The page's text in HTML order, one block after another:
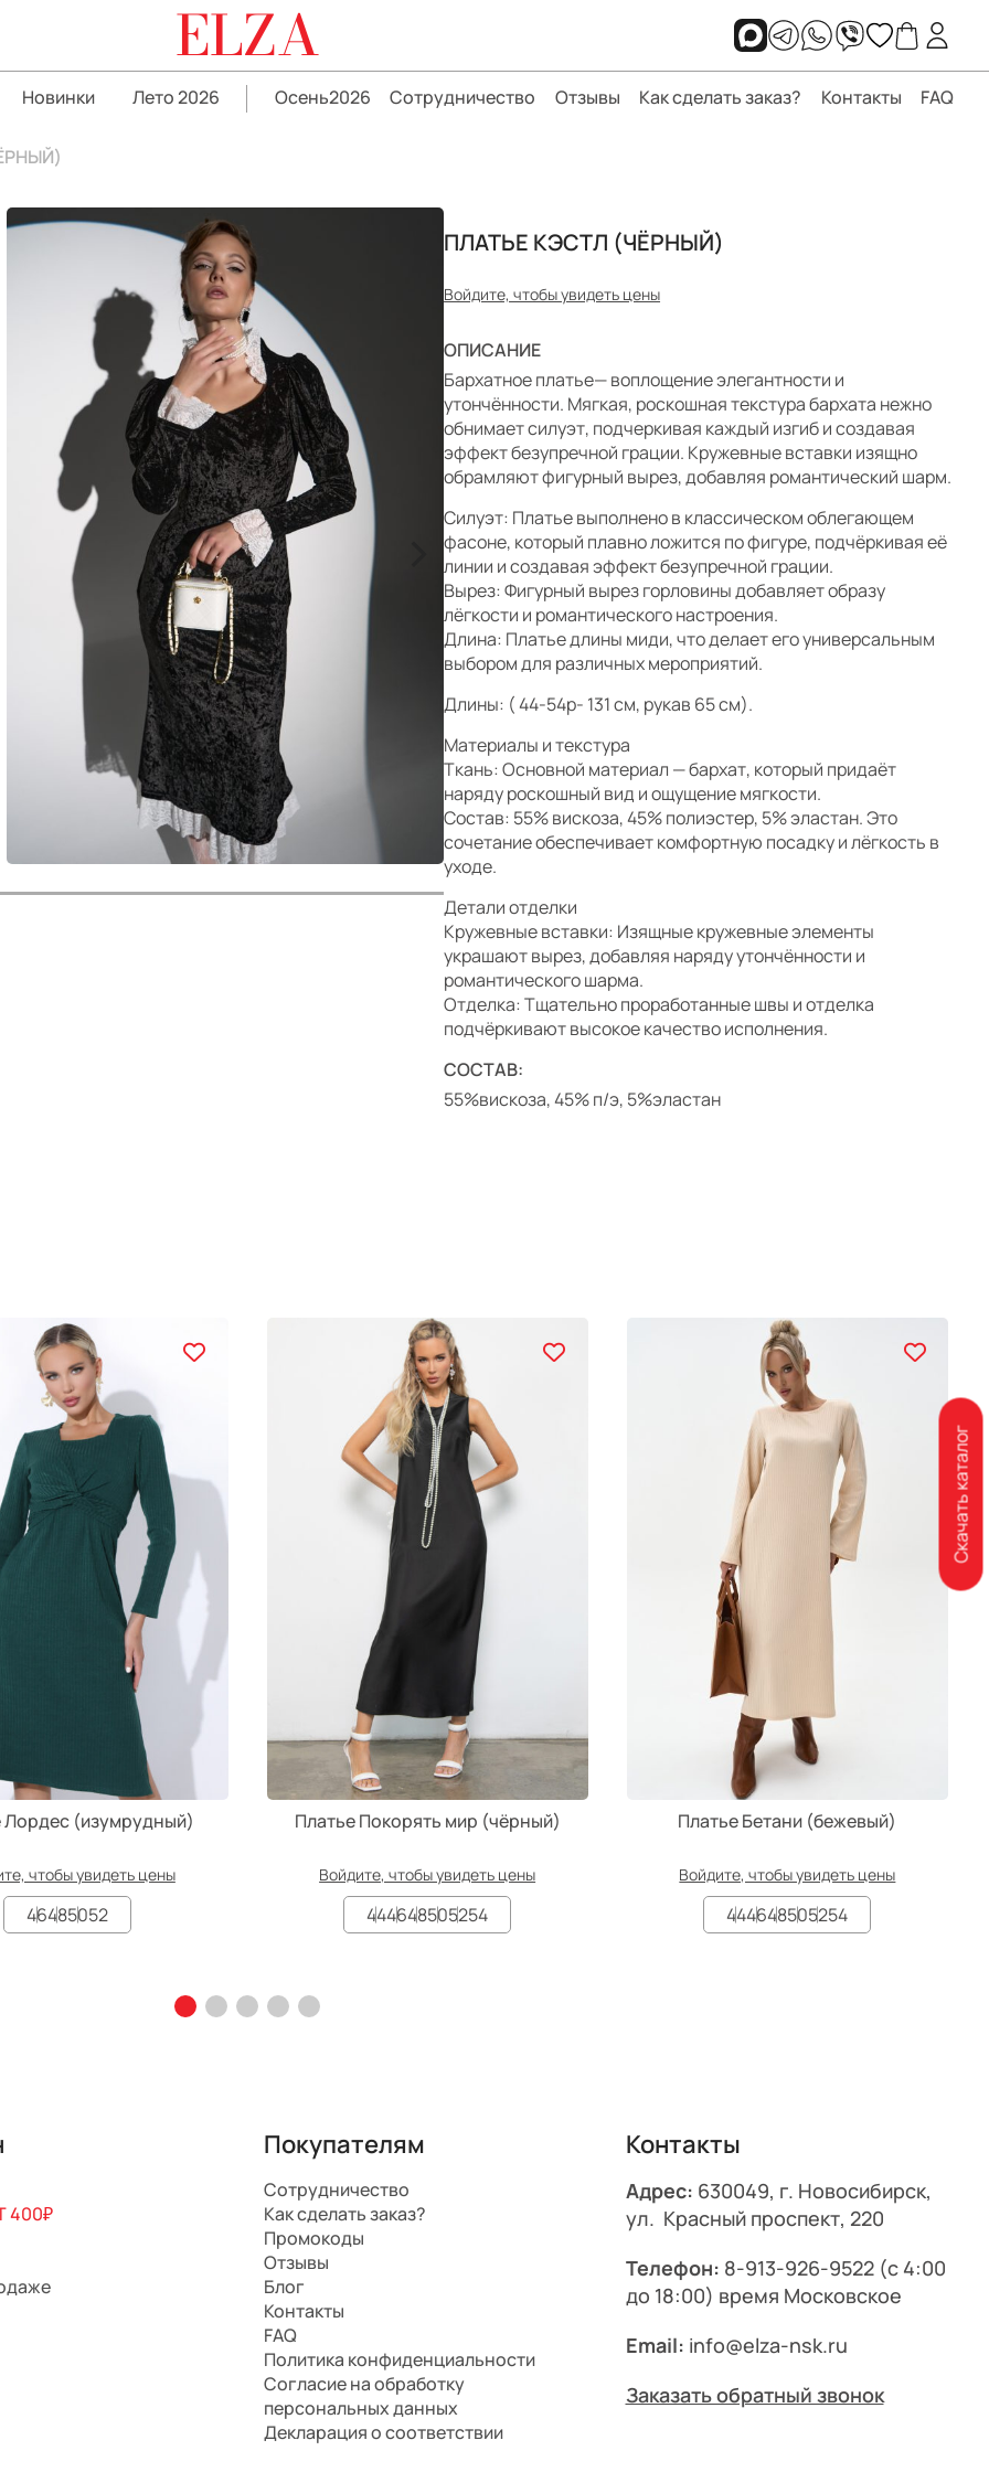
ELZA
Новинки Лето 2026 Осень2026 Сотрудничество Отзывы Как сделать заказ? Контакты FAQ
ПЛАТЬЕ КЭСТЛ (ЧЁРНЫЙ)
Войдите, чтобы увидеть цены
ОПИСАНИЕ
Бархатное платье— воплощение элегантности и
утончённости. Мягкая, роскошная текстура бархата нежно
обнимает силуэт, подчеркивая каждый изгиб и создавая
эффект безупречной грации. Кружевные вставки изящно
обрамляют фигурный вырез, добавляя романтический шарм.
Силуэт: Платье выполнено в классическом облегающем
фасоне, который плавно ложится по фигуре, подчёркивая её
линии и создавая эффект безупречной грации.
Вырез: Фигурный вырез горловины добавляет образу
лёгкости и романтического настроения.
Длина: Платье длины миди, что делает его универсальным
выбором для различных мероприятий.
Длины: ( 44-54р- 131 см, рукав 65 см).
Материалы и текстура
Ткань: Основной материал — бархат, который придаёт
наряду роскошный вид и ощущение мягкости.
Состав: 55% вискоза, 45% полиэстер, 5% эластан. Это
сочетание обеспечивает комфортную посадку и лёгкость в
уходе.
Детали отделки
Кружевные вставки: Изящные кружевные элементы
украшают вырез, добавляя наряду утончённости и
романтического шарма.
Отделка: Тщательно проработанные швы и отделка
подчёркивают высокое качество исполнения.
СОСТАВ:
55%вискоза, 45% п/э, 5%эластан
Лордес (изумрудный)
чтобы увидеть цены
46485052
Платье Покорять мир (чёрный)
Войдите, чтобы увидеть цены
444648505254
Платье Бетани (бежевый)
Войдите, чтобы увидеть цены
444648505254
400₽
Покупателям
Сотрудничество
Как сделать заказ?
Промокоды
Отзывы
Блог
Контакты
FAQ
Политика конфиденциальности
Согласие на обработку
персональных данных
Декларация о соответствии
Контакты
Адрес: 630049, г. Новосибирск,
ул. Красный проспект, 220
Телефон: 8-913-926-9522(с 4:00
до 18:00) время Московское
Email: info@elza-nsk.ru
Заказать обратный звонок
Скачать каталог